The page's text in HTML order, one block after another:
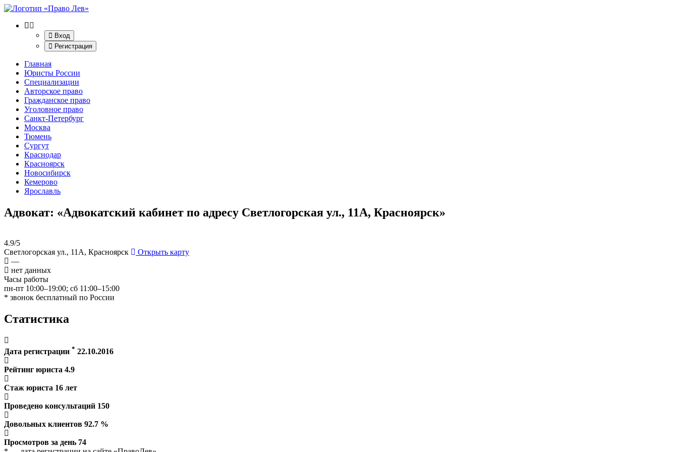
Вход
Регистрация
Главная
Юристы России
Специализации
Авторское право
Гражданское право
Уголовное право
Санкт-Петербург
Москва
Тюмень
Сургут
Краснодар
Красноярск
Новосибирск
Кемерово
Ярославль
Адвокат: «Адвокатский кабинет по адресу Светлогорская ул., 11А, Красноярск»
4.9/5
Светлогорская ул., 11А, Красноярск
Открыть карту
—
нет данных
Часы работы
пн-пт 10:00–19:00; сб 11:00–15:00
* звонок бесплатный по России
Статистика
Дата регистрации * 22.10.2016
Рейтинг юриста 4.9
Стаж юриста 16 лет
Проведено консультаций 150
Довольных клиентов 92.7 %
Просмотров за день 74